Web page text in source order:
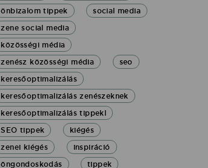
önbizalom tippek
social media
zene social media
közösségi média
zenész közösségi média
seo
keresőoptimalizálás
keresőoptimalizálás zenészeknek
keresőoptimalizálás tippekl
SEO tippek
kiégés
zenei kiégés
inspiráció
öngondoskodás
tippek